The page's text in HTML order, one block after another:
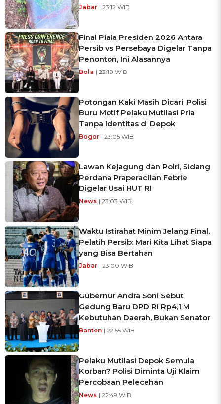
Jabar | 23:12 WIB
Final Piala Presiden 2026 Antara
Persib vs Persebaya Digelar Tanpa
Penonton, Ini Alasannya
Bola | 23:10 WIB
Potongan Kaki Masih Dicari, Polisi
Buru Motif Pelaku Mutilasi Pria
Tanpa Identitas di Depok
Bogor | 23:05 WIB
Lawan Kejagung dan Polri, Sidang
Perdana Praperadilan Febrie
Digelar Usai HUT RI
News | 23:03 WIB
Waktu Istirahat Minim Jelang Final,
Pelatih Persib: Mari Kita Lihat Siapa
yang Bisa Bertahan
Jabar | 23:00 WIB
Gubernur Andra Soni Sebut
Gedung Baru DPD RI Rp4,1 M
Kebutuhan Daerah, Bukan Senator
Banten | 22:55 WIB
Pelaku Mutilasi Depok Semula
Korban? Polisi Diminta Uji Klaim
Percobaan Pelecehan
News | 22:49 WIB